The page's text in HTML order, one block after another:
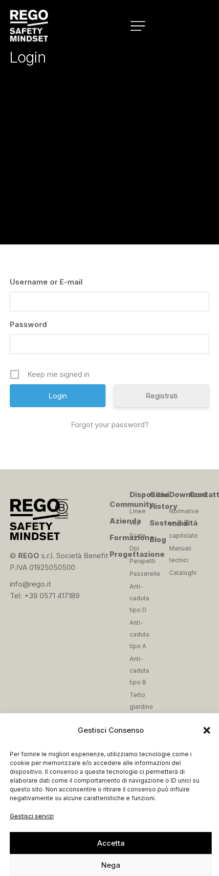
Gestisci Consenso
Per fornire le migliori esperienze, utilizziamo tecnologie come i
cookie per memorizzare e/o accedere alle informazioni del
dispositivo. Il consenso a queste tecnologie ci permetterà di
elaborare dati come il comportamento di navigazione o ID unici su
questo sito. Non acconsentire o ritirare il consenso può influire
negativamente su alcune caratteristiche e funzioni.
Gestisci servizi
Accetta
Nega
Login
Username or E-mail
Password
Keep me signed in
Registrati
Forgot your password?
© REGO s.r.l. Società Benefit
P.IVA 01925050500
info@rego.it
Tel: +39 0571 417189
Community
Azienda
Formazione
Progettazione
Dispositivi
Linee
vita
Scale
Dpi
Parapetti
Passerelle
Anti-
caduta
tipo D
Anti-
caduta
tipo A
Anti-
caduta
tipo B
Tetto
giardino
anti-
Fissaggio
Case
History
Sostenibilità
Blog
Download
Normative
Voci di
capitolato
Manuali
tecnici
Cataloghi
CreditsPrivacy Policy
Condizioni di Vendita
Accessibilità